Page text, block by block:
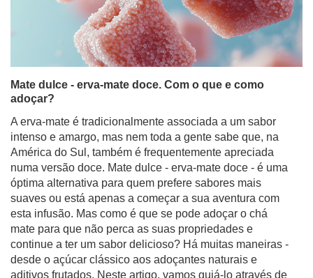
Mate dulce - erva-mate doce. Com o que e como
A erva-mate é tradicionalmente associada a um sabor
intenso e amargo, mas nem toda a gente sabe que, na
América do Sul, também é frequentemente apreciada
numa versão doce. Mate dulce - erva-mate doce - é uma
óptima alternativa para quem prefere sabores mais
suaves ou está apenas a começar a sua aventura com
esta infusão. Mas como é que se pode adoçar o chá
mate para que não perca as suas propriedades e
continue a ter um sabor delicioso? Há muitas maneiras -
desde o açúcar clássico aos adoçantes naturais e
aditivos frutados. Neste artigo, vamos guiá-lo através de
formas de adoçar a erva-mate da maneira mais simples -
e mais saudável!
Ler mais